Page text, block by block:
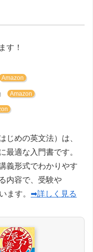
す！
Amazon
』 Amazon
じめの英文法）は、
最適な入門書です。
義形式でわかりやす
内容で、受験や
ます。 ➡詳しく見る